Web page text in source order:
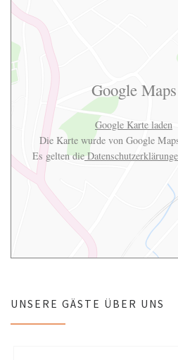
Google Maps
Google Karte laden
Die Karte wurde von Google
Es gelten die
UNSERE GÄSTE ÜBER UNS